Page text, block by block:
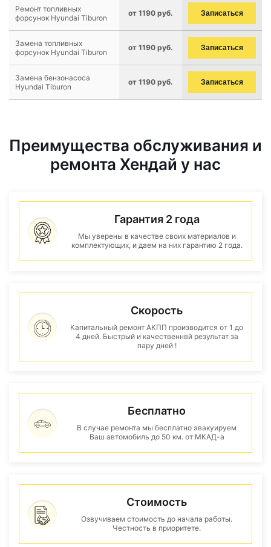
Ремонт топливных
форсунок Hyundai Tiburon
от 1190 руб. Записаться
Замена топливных
форсунок Hyundai Tiburon
от 1190 руб. Записаться
Замена бензонасоса
Hyundai Tiburon
от 1190 руб. Записаться
Преимущества обслуживания и
ремонта Хендай у нас
Гарантия 2 года
Мы уверены в качестве своих материалов и
комплектующих, и даем на них гарантию 2 года.
Скорость
Капитальный ремонт АКПП производится от 1 до
4 дней. Быстрый и качественнвй результат за
пару дней !
Бесплатно
В случае ремонта мы бесплатно эвакуируем
Ваш автомобиль до 50 км. от МКАД-а
Стоимость
Озвучиваем стоимость до начала работы.
Честность в приоритете.